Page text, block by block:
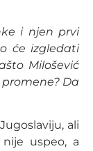
i njen prvi
će izgledati
Milošević
Da
ali
uspeo, a